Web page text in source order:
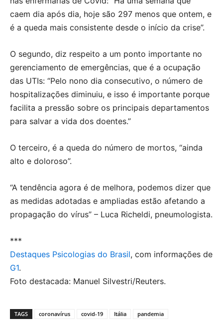
caem dia após dia, hoje são 297 menos que ontem, e
é a queda mais consistente desde o início da crise”.
O segundo, diz respeito a um ponto importante no
gerenciamento de emergências, que é a ocupação
das UTIs: “Pelo nono dia consecutivo, o número de
hospitalizações diminuiu, e isso é importante porque
facilita a pressão sobre os principais departamentos
para salvar a vida dos doentes.”
O terceiro, é a queda do número de mortos, “ainda
alto e doloroso”.
“A tendência agora é de melhora, podemos dizer que
as medidas adotadas e ampliadas estão afetando a
propagação do vírus” – Luca Richeldi, pneumologista.
***
Destaques Psicologias do Brasil, com informações de
G1.
Foto destacada: Manuel Silvestri/Reuters.
TAGS coronavírus covid-19 Itália pandemia